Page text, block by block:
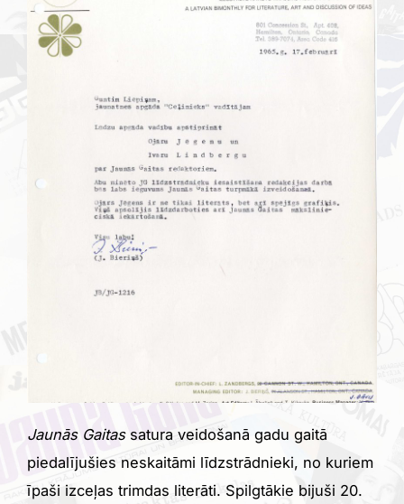
Jaunās Gaitassatura veidošanā gadu gaitā
piedalījušies neskaitāmi līdzstrādnieki, no kuriem
īpaši izceļas trimdas literāti. Spilgtākie bijuši 20.